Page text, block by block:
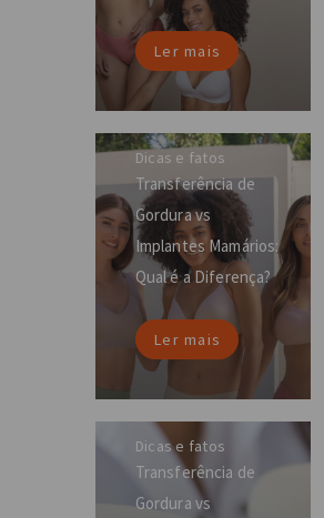
Ler mais
Dicas e fatos
Transferência de
Gordura vs
Implantes Mamários:
Qual é a Diferença?
Ler mais
Dicas e fatos
Transferência de
Gordura vs